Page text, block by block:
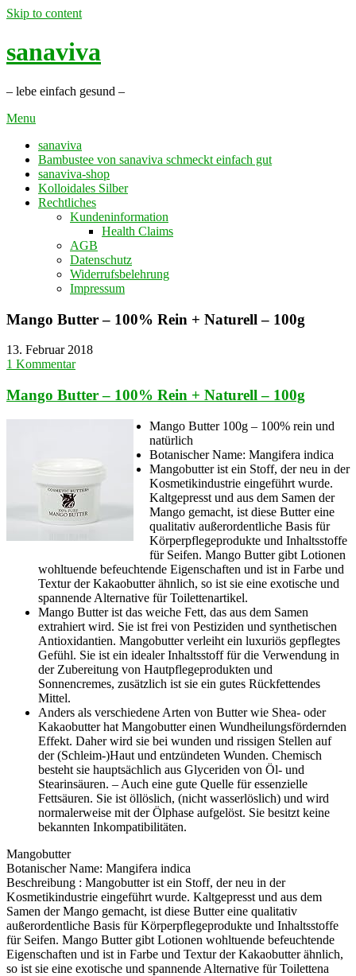
Skip to content
sanaviva
– lebe einfach gesund –
Menu
sanaviva
Bambustee von sanaviva schmeckt einfach gut
sanaviva-shop
Kolloidales Silber
Rechtliches
Kundeninformation
Health Claims
AGB
Datenschutz
Widerrufsbelehrung
Impressum
Mango Butter – 100% Rein + Naturell – 100g
13. Februar 2018
1 Kommentar
Mango Butter – 100% Rein + Naturell – 100g
Mango Butter 100g – 100% rein und
natürlich
Botanischer Name: Mangifera indica
Mangobutter ist ein Stoff, der neu in der
Kosmetikindustrie eingeführt wurde.
Kaltgepresst und aus dem Samen der
Mango gemacht, ist diese Butter eine
qualitativ außerordentliche Basis für
Körperpflegeprodukte und Inhaltsstoffe
für Seifen. Mango Butter gibt Lotionen
wohltuende befeuchtende Eigenschaften und ist in Farbe und
Textur der Kakaobutter ähnlich, so ist sie eine exotische und
spannende Alternative für Toilettenartikel.
Mango Butter ist das weiche Fett, das aus dem Samen
extrahiert wird. Sie ist frei von Pestiziden und synthetischen
Antioxidantien. Mangobutter verleiht ein luxuriös gepflegtes
Gefühl. Sie ist ein idealer Inhaltsstoff für die Verwendung in
der Zubereitung von Hautpflegeprodukten und
Sonnencremes, zusätzlich ist sie ein gutes Rückfettendes
Mittel.
Anders als verschiedene Arten von Butter wie Shea- oder
Kakaobutter hat Mangobutter einen Wundheilungsfördernden
Effekt. Daher wird sie bei wunden und rissigen Stellen auf
der (Schleim-)Haut und entzündeten Wunden. Chemisch
besteht sie hauptsächlich aus Glyceriden von Öl- und
Stearinsäuren. – Auch eine gute Quelle für essenzielle
Fettsäuren. Sie ist öllöslich, (nicht wasserlöslich) und wird
normalerweise mit der Ölphase aufgelöst. Sie besitzt keine
bekannten Inkompatibilitäten.
Mangobutter
Botanischer Name: Mangifera indica
Beschreibung : Mangobutter ist ein Stoff, der neu in der
Kosmetikindustrie eingeführt wurde. Kaltgepresst und aus dem
Samen der Mango gemacht, ist diese Butter eine qualitativ
außerordentliche Basis für Körperpflegeprodukte und Inhaltsstoffe
für Seifen. Mango Butter gibt Lotionen wohltuende befeuchtende
Eigenschaften und ist in Farbe und Textur der Kakaobutter ähnlich,
so ist sie eine exotische und spannende Alternative für Toilettena